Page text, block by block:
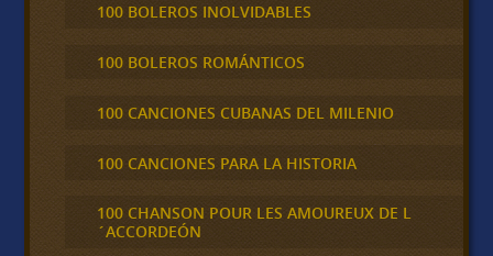
100 BOLEROS INOLVIDABLES
100 BOLEROS ROMÁNTICOS
100 CANCIONES CUBANAS DEL MILENIO
100 CANCIONES PARA LA HISTORIA
100 CHANSON POUR LES AMOUREUX DE L
´ACCORDEÓN